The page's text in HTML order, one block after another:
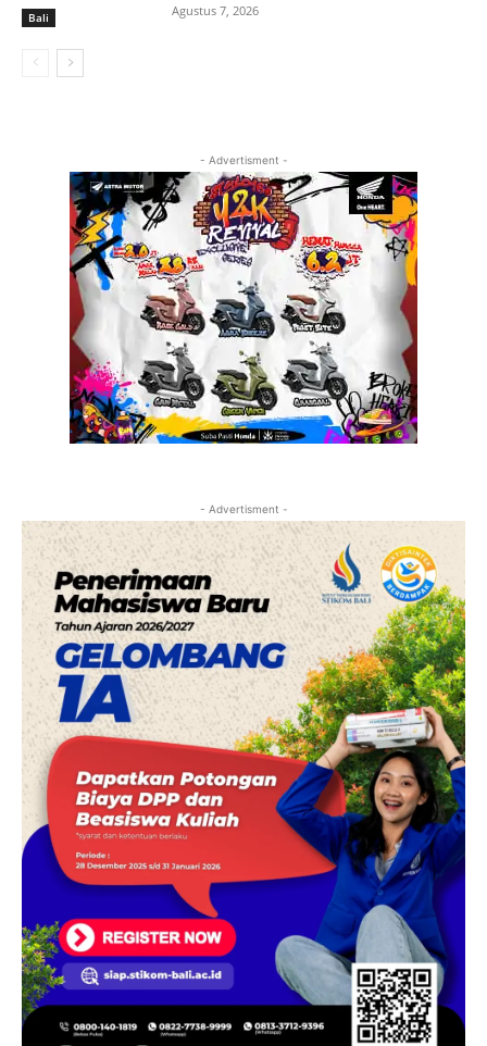
Bali Agustus 7, 2026
- Advertisment -
- Advertisment -